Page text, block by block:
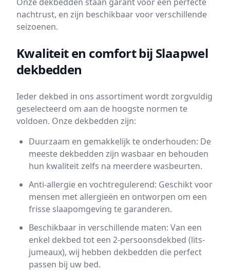
nachtrust, en zijn beschikbaar voor verschillende
seizoenen.
Kwaliteit en comfort bij Slaapwel
dekbedden
Ieder dekbed in ons assortiment wordt zorgvuldig
geselecteerd om aan de hoogste normen te
voldoen. Onze dekbedden zijn:
Duurzaam en gemakkelijk te onderhouden: De
meeste dekbedden zijn wasbaar en behouden
hun kwaliteit zelfs na meerdere wasbeurten.
Anti-allergie en vochtregulerend: Geschikt voor
mensen met allergieën en ontworpen om een
frisse slaapomgeving te garanderen.
Beschikbaar in verschillende maten: Van een
enkel dekbed tot een 2-persoonsdekbed (lits-
jumeaux), wij hebben dekbedden die perfect
passen bij uw bed.